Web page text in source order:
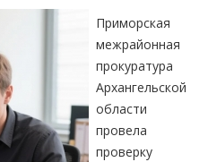
Приморская
межрайонная
прокуратура
Архангельской
области
провела
проверку